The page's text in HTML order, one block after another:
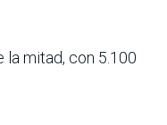
la mitad, con 5.100